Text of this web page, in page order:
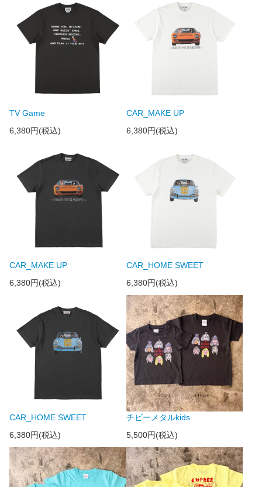
TV Game
6,380円(税込)
CAR_MAKE UP
6,380円(税込)
CAR_MAKE UP
6,380円(税込)
CAR_HOME SWEET
6,380円(税込)
CAR_HOME SWEET
6,380円(税込)
チビーメタルkids
5,500円(税込)